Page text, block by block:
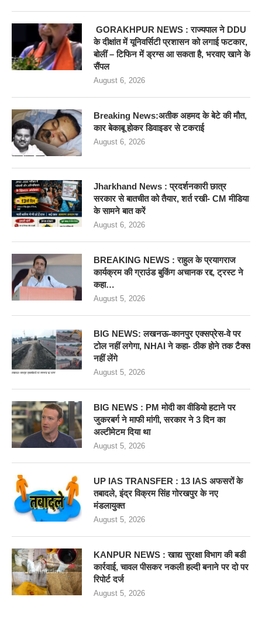
GORAKHPUR NEWS : राज्यपाल ने DDU
के दीक्षांत में यूनिवर्सिटी प्रशासन को लगाई फटकार,
बोलीं – टिफिन में ड्रग्स आ सकता है, भरवाए खाने के
सैंपल
August 6, 2026
Breaking News:अतीक अहमद के बेटे की मौत,
कार बेकाबू होकर डिवाइडर से टकराई
August 6, 2026
Jharkhand News : प्रदर्शनकारी छात्र
सरकार से बातचीत को तैयार, शर्त रखी- CM मीडिया
के सामने बात करें
August 6, 2026
BREAKING NEWS : राहुल के प्रयागराज
कार्यक्रम की ग्राउंड बुकिंग अचानक रद्द, ट्रस्ट ने
कहा…
August 5, 2026
BIG NEWS: लखनऊ-कानपुर एक्सप्रेस-वे पर
टोल नहीं लगेगा, NHAI ने कहा- ठीक होने तक टैक्स
नहीं लेंगे
August 5, 2026
BIG NEWS : PM मोदी का वीडियो हटाने पर
जुकरबर्ग ने माफी मांगी, सरकार ने 3 दिन का
अल्टीमेटम दिया था
August 5, 2026
UP IAS TRANSFER : 13 IAS अफसरों के
तबादले, इंद्र विक्रम सिंह गोरखपुर के नए
मंडलायुक्त
August 5, 2026
KANPUR NEWS : खाद्य सुरक्षा विभाग की बडी
कार्रवाई, चावल पीसकर नकली हल्दी बनाने पर दो पर
रिपोर्ट दर्ज
August 5, 2026